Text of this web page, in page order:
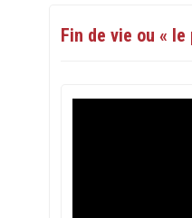
Fin de vie ou «